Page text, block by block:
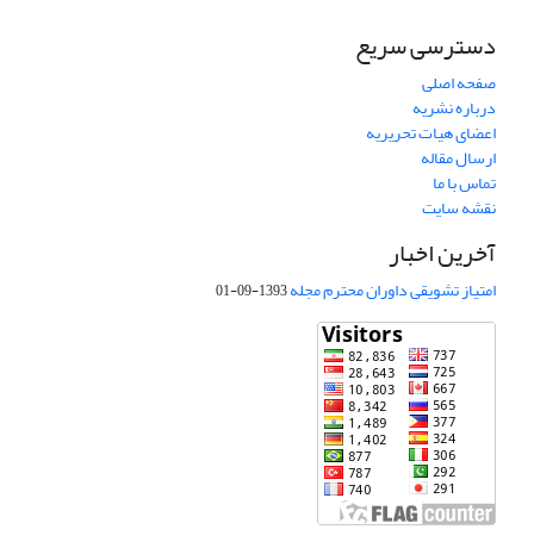
دسترسی سریع
صفحه اصلی
درباره نشریه
اعضای هیات تحریریه
ارسال مقاله
تماس با ما
نقشه سایت
آخرین اخبار
امتیاز تشویقی داوران محترم مجله1393-09-01